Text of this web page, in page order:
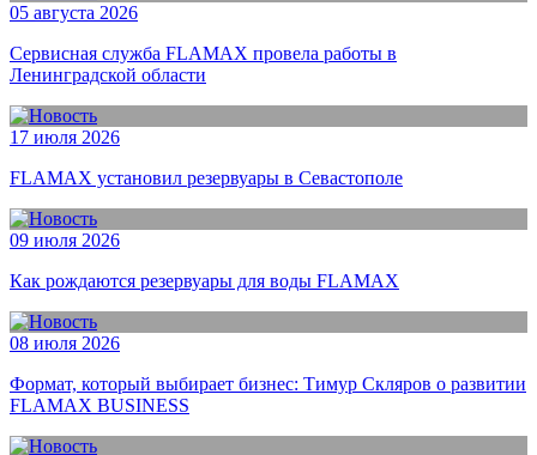
05 августа 2026
Сервисная служба FLAMAX провела работы в
Ленинградской области
17 июля 2026
FLAMAX установил резервуары в Севастополе
09 июля 2026
Как рождаются резервуары для воды FLAMAX
08 июля 2026
Формат, который выбирает бизнес: Тимур Скляров о развитии
FLAMAX BUSINESS